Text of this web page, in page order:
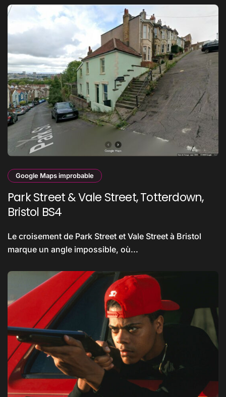
Google Maps improbable
Park Street & Vale Street, Totterdown,
Bristol BS4
Le croisement de Park Street et Vale Street à Bristol
marque un angle impossible, où...